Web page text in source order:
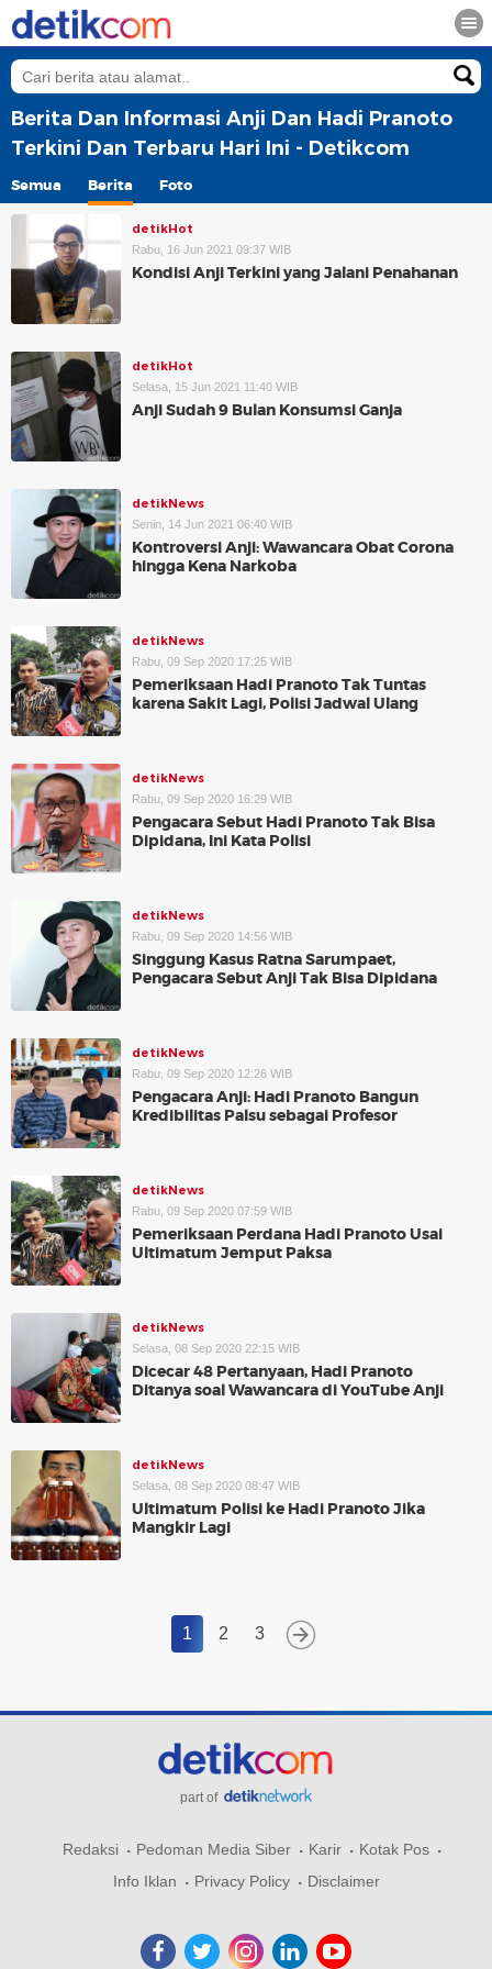
Berita Dan Informasi Anji Dan Hadi Pranoto
Terkini Dan Terbaru Hari Ini - Detikcom
Semua Berita Foto
detikHot
Rabu, 16 Jun 2021 09:37 WIB
Kondisi Anji Terkini yang Jalani Penahanan
detikHot
Selasa, 15 Jun 2021 11:40 WIB
Anji Sudah 9 Bulan Konsumsi Ganja
detikNews
Senin, 14 Jun 2021 06:40 WIB
Kontroversi Anji: Wawancara Obat Corona
hingga Kena Narkoba
detikNews
Rabu, 09 Sep 2020 17:25 WIB
Pemeriksaan Hadi Pranoto Tak Tuntas
karena Sakit Lagi, Polisi Jadwal Ulang
detikNews
Rabu, 09 Sep 2020 16:29 WIB
Pengacara Sebut Hadi Pranoto Tak Bisa
Dipidana, Ini Kata Polisi
detikNews
Rabu, 09 Sep 2020 14:56 WIB
Singgung Kasus Ratna Sarumpaet,
Pengacara Sebut Anji Tak Bisa Dipidana
detikNews
Rabu, 09 Sep 2020 12:26 WIB
Pengacara Anji: Hadi Pranoto Bangun
Kredibilitas Palsu sebagai Profesor
detikNews
Rabu, 09 Sep 2020 07:59 WIB
Pemeriksaan Perdana Hadi Pranoto Usai
Ultimatum Jemput Paksa
detikNews
Selasa, 08 Sep 2020 22:15 WIB
Dicecar 48 Pertanyaan, Hadi Pranoto
Ditanya soal Wawancara di YouTube Anji
detikNews
Selasa, 08 Sep 2020 08:47 WIB
Ultimatum Polisi ke Hadi Pranoto Jika
Mangkir Lagi
1 2 3
part of
Redaksi Pedoman Media Siber Karir
Kotak Pos
Info Iklan
Privacy Policy Disclaimer